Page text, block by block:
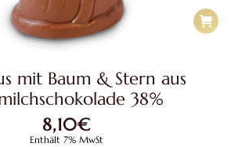
mit Baum & Stern aus
38%
8,10€
Enthält 7% MwSt